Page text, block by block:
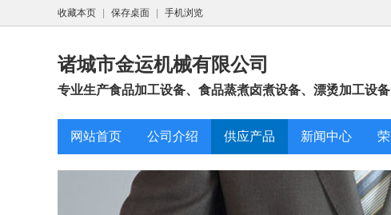
收藏本页 保存桌面 手机浏览
诸城市金运机械有限公司
专业生产食品加工设备、食品蒸煮卤煮设备、漂烫加工设
网站首页 公司介绍 供应产品 新闻中心